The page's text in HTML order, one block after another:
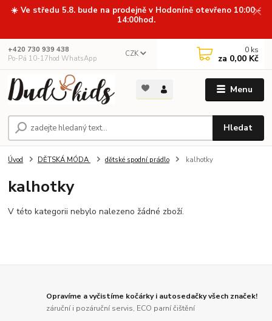
☀️ Ve středu 5.8. bude na prodejně v Hodoníně otevřeno 10:00 -
14:00hod.
Menu
CZK
Hledat
+420 730 939 438
Po-Pá 10-17hod WhatsApp
0 ks
za 0,00 Kč
Úvod DĚTSKÁ MÓDA dětské spodní prádlo kalhotky
kalhotky
V této kategorii nebylo nalezeno žádné zboží.
Opravíme a vyčistíme kočárky i autosedačky všech značek!
záruční i pozáruční servis, ECO parní čištění